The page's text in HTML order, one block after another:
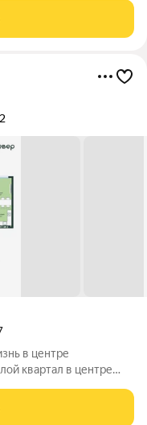
в отделке white box. 17-
машин и